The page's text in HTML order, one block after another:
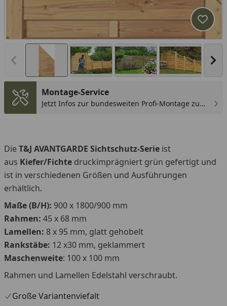
Vorheriges Bild anzeigen
Montage-Service
Jetzt Infos zur bundesweiten Profi-Montage zum
Die T&J AVANTGARDE Sichtschutz-Serie ist
aus Kiefer/Fichte druckimprägniert grün gefertigt und
ist in verschiedenen Größen und Ausführungen
erhältlich.
Maße (B/H): 900 x 1800/900 mm
Rahmen: 45 x 68 mm
Lamellen: 8 x 95 mm, glatt gehobelt
Rankstäbe: 12 x30 mm, geklammert
Maschenweite: 100 x 100 mm
Rahmen und Lamellen Edelstahl verschraubt.
Große Variantenviefalt